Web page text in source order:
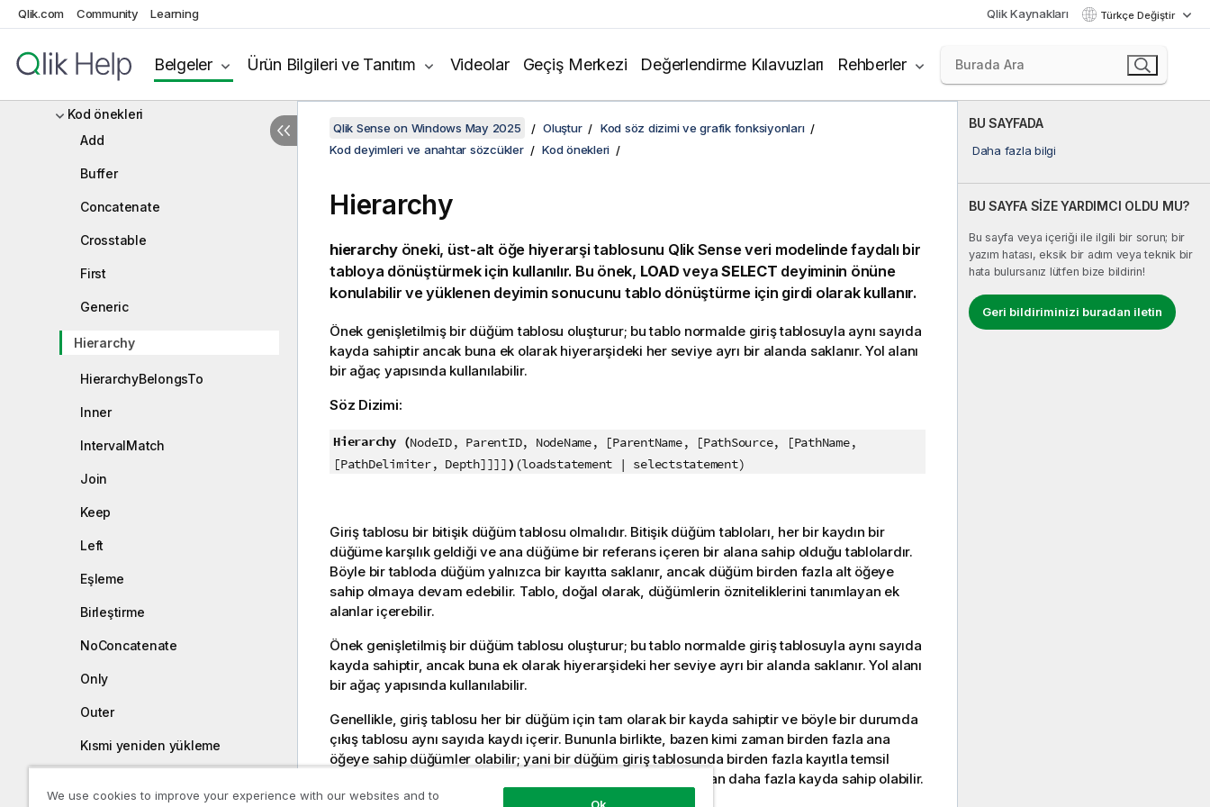
Qlik.com Community Learning Qlik Kaynakları Türkçe Değiştir
Belgeler Ürün Bilgileri ve Tanıtım Videolar Geçiş Merkezi Değerlendirme Kılavuzları Rehberler
Kod söz dizimine genel bakış
Kod deyimleri ve anahtar sözcükler
Kod kontrol ifadeleri
Kod önekleri
Add
Buffer
Concatenate
Crosstable
First
Generic
Hierarchy
HierarchyBelongsTo
Inner
IntervalMatch
Join
Keep
Left
Eşleme
Birleştirme
NoConcatenate
Only
Outer
Kısmi yeniden yükleme
BU SAYFADA
Daha fazla bilgi
BU SAYFA SİZE YARDIMCI OLDU MU?
Bu sayfa veya içeriği ile ilgili bir sorun; bir
yazım hatası, eksik bir adım veya teknik bir
hata bulursanız lütfen bize bildirin!
Geri bildiriminizi buradan iletin
Qlik Sense on Windows May 2025 Oluştur
Kod söz dizimi ve grafik fonksiyonları
Kod deyimleri ve anahtar sözcükler
Kod önekleri
Hierarchy
hierarchyöneki, üst-alt öğe hiyerarşi tablosunu Qlik Senseveri modelinde faydalı bir
tabloya dönüştürmek için kullanılır. Bu önek, LOAD veya SELECT deyiminin önüne
konulabilir ve yüklenen deyimin sonucunu tablo dönüştürme için girdi olarak kullanır.
Önek genişletilmiş bir düğüm tablosu oluşturur; bu tablo normalde giriş tablosuyla aynı sayıda
kayda sahiptir ancak buna ek olarak hiyerarşideki her seviye ayrı bir alanda saklanır. Yol alanı
bir ağaç yapısında kullanılabilir.
Söz Dizimi:
Hierarchy (NodeID, ParentID, NodeName, [ParentName, [PathSource, [PathName,
[PathDelimiter, Depth]]]] ) (loadstatement | selectstatement)
Giriş tablosu bir bitişik düğüm tablosu olmalıdır. Bitişik düğüm tabloları, her bir kaydın bir
düğüme karşılık geldiği ve ana düğüme bir referans içeren bir alana sahip olduğu tablolardır.
Böyle bir tabloda düğüm yalnızca bir kayıtta saklanır, ancak düğüm birden fazla alt öğeye
sahip olmaya devam edebilir. Tablo, doğal olarak, düğümlerin özniteliklerini tanımlayan ek
alanlar içerebilir.
Önek genişletilmiş bir düğüm tablosu oluşturur; bu tablo normalde giriş tablosuyla aynı sayıda
kayda sahiptir, ancak buna ek olarak hiyerarşideki her seviye ayrı bir alanda saklanır. Yol alanı
bir ağaç yapısında kullanılabilir.
Genellikle, giriş tablosu her bir düğüm için tam olarak bir kayda sahiptir ve böyle bir durumda
çıkış tablosu aynı sayıda kaydı içerir. Bununla birlikte, bazen kimi zaman birden fazla ana
öğeye sahip düğümler olabilir; yani bir düğüm giriş tablosunda birden fazla kayıtla temsil
edilir. Bu durum söz konusuysa, çıkış tablosu giriş tablosundan daha fazla kayda sahip olabilir.
We use cookies to improve your experience with our websites and to